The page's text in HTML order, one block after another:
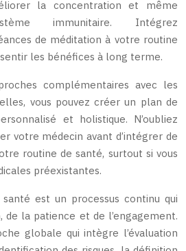
la concentration et même
immunitaire. Intégrez
de méditation à votre routine
les bénéfices à long terme.
complémentaires avec les
vous pouvez créer un plan de
et holistique. N’oubliez
votre médecin avant d’intégrer de
routine de santé, surtout si vous
préexistantes.
est un processus continu qui
de la patience et de l’engagement.
globale qui intègre l’évaluation